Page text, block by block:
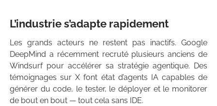
L’industrie s’adapte rapidement
Les grands acteurs ne restent pas inactifs. Google
DeepMind a récemment recruté plusieurs anciens de
Windsurf pour accélérer sa stratégie agentique. Des
témoignages sur X font état d’agents IA capables de
générer du code, le tester, le déployer et le monitorer
de bout en bout — tout cela sans IDE.